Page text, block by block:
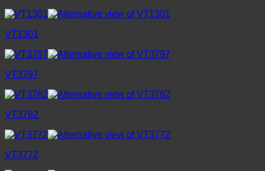
VT1301
VT3797
VT3782
VT3772